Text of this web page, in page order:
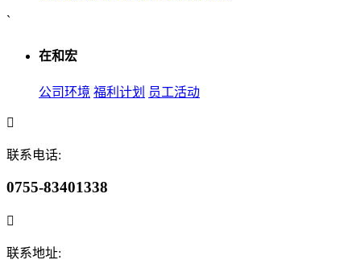
`
在和宏
公司环境 福利计划 员工活动
联系电话:
0755-83401338
联系地址: